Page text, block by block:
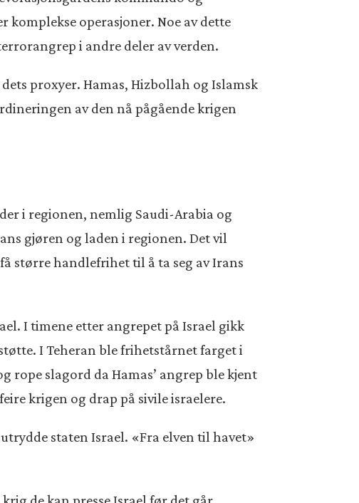
operasjoner. Noe av dette
i andre deler av verden.
proxyer. Hamas, Hizbollah og Islamsk
av den nå pågående krigen
i regionen, nemlig Saudi-Arabia og
gjøren og laden i regionen. Det vil
større handlefrihet til å ta seg av Irans
I timene etter angrepet på Israel gikk
I Teheran ble frihetstårnet farget i
rope slagord da Hamas’ angrep ble kjent
krigen og drap på sivile israelere.
staten Israel. «Fra elven til havet»
de kan presse Israel før det går